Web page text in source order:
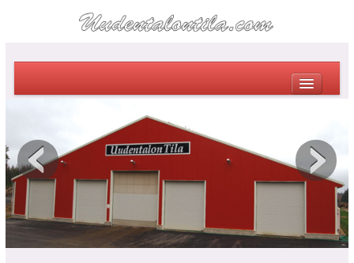
TILAKUVIA
VIDEOITA TILAN TÖISTÄ